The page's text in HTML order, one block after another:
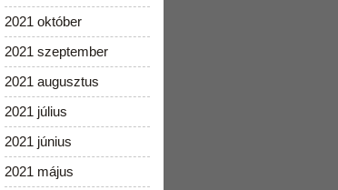
2021 október
2021 szeptember
2021 augusztus
2021 július
2021 június
2021 május